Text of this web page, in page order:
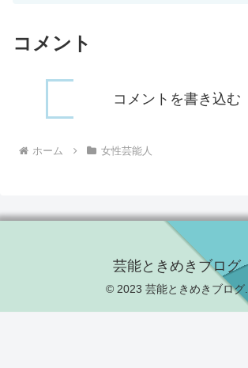
コメント
コメントを書き込む
ホーム 女性芸能人
芸能ときめきブログ
© 2023 芸能ときめきブログ.